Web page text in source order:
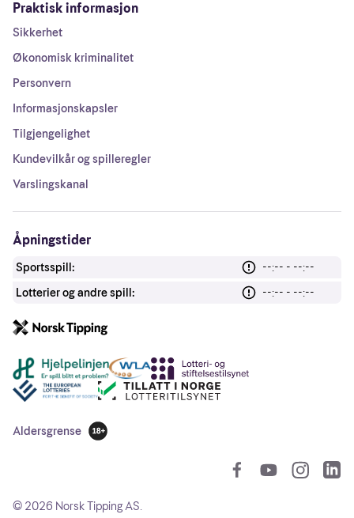
Praktisk informasjon
Sikkerhet
Økonomisk kriminalitet
Personvern
Informasjonskapsler
Tilgjengelighet
Kundevilkår og spilleregler
Varslingskanal
Åpningstider
Sportsspill:
--:-- - --:--
Lotterier og andre spill:
--:-- - --:--
Andre lenker
Aldersgrense
18 år
© 2026 Norsk Tipping AS.